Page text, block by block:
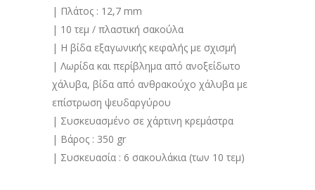
| Πλάτος : 12,7 mm
| 10 τεμ / πλαστική σακούλα
| Η βίδα εξαγωνικής κεφαλής με σχισμή
| Λωρίδα και περίβλημα από ανοξείδωτο
χάλυβα, βίδα από ανθρακούχο χάλυβα με
επίστρωση ψευδαργύρου
| Συσκευασμένο σε χάρτινη κρεμάστρα
| Βάρος : 350 gr
| Συσκευασία : 6 σακουλάκια (των 10 τεμ)